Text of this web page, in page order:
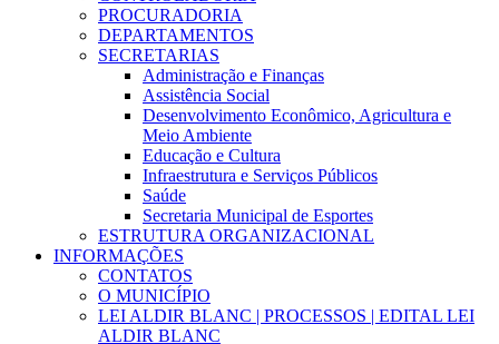
PROCURADORIA
DEPARTAMENTOS
SECRETARIAS
Administração e Finanças
Assistência Social
Desenvolvimento Econômico, Agricultura e
Meio Ambiente
Educação e Cultura
Infraestrutura e Serviços Públicos
Saúde
Secretaria Municipal de Esportes
ESTRUTURA ORGANIZACIONAL
INFORMAÇÕES
CONTATOS
O MUNICÍPIO
LEI ALDIR BLANC | PROCESSOS | EDITAL LEI
ALDIR BLANC